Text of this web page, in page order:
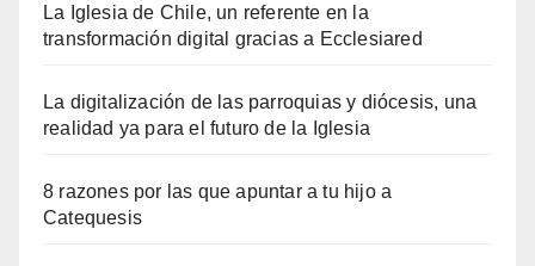
La Iglesia de Chile, un referente en la
transformación digital gracias a Ecclesiared
La digitalización de las parroquias y diócesis, una
realidad ya para el futuro de la Iglesia
8 razones por las que apuntar a tu hijo a
Catequesis